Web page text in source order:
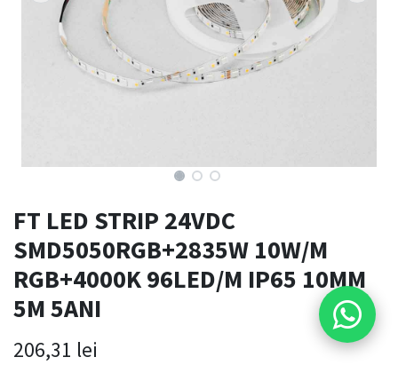
FT LED STRIP 24VDC
SMD5050RGB+2835W 10W/M
RGB+4000K 96LED/M IP65 10MM
5M 5ANI
206,31 lei